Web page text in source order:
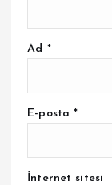
Ad *
E-posta*
İnternet sitesi